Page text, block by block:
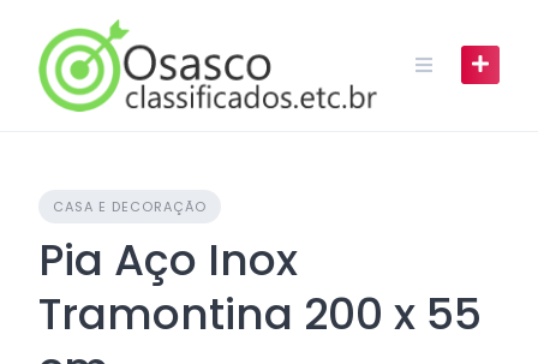
content
CASA E DECORAÇÃO
Pia Aço Inox
Tramontina 200 x 55